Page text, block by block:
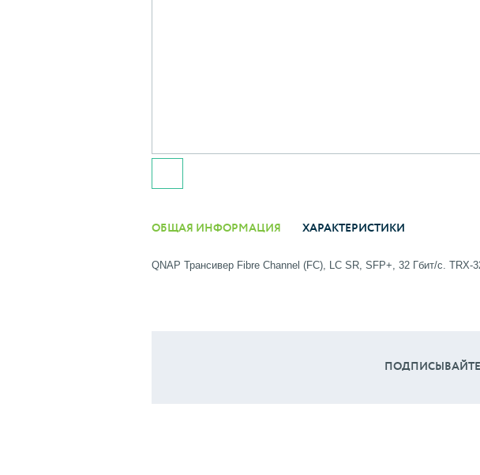
ОБЩАЯ ИНФОРМАЦИЯ ХАРАКТЕРИСТИКИ
QNAP Трансивер Fibre Channel (FC), LC SR, SFP+, 32 Гбит/с.